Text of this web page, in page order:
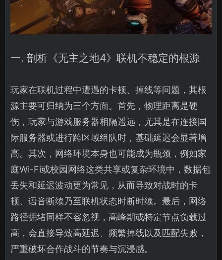
一. 剖析《无主之地4》联机不稳定的根源
玩家在联机过程中遭遇的卡顿、掉线等问题，其根
源主要可归纳为三个方面。首先，物理距离是硬
伤，玩家与游戏服务器相隔遥远，尤其是在连接国
际服务器或进行跨区域组队时，基础延迟会显著增
高。其次，网络环境本身也可能成为瓶颈，例如家
庭Wi-Fi或校园网络这类共享或复杂环境中，数据包
丢失和延迟波动更为常见，从而导致对战时的卡
顿、语音断续乃至联机状态时断时续。最后，网络
路径拥堵同样不容忽视，高峰期或特定节点负载过
高，会直接导致高延迟、频繁掉线以及匹配失败，
严重破坏合作战斗的节奏与沉浸感。